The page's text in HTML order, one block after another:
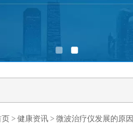
页 >健康资讯 >微波治疗仪发展的原因